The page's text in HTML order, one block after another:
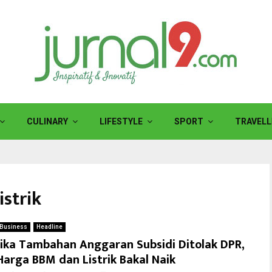
CULINARY LIFESTYLE SPORT
Business Headline
Tambahan Anggaran Subsidi Ditolak DPR,
BBM dan Listrik Bakal Naik